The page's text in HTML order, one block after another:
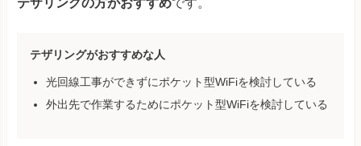
テザリングがおすすめな人
光回線工事ができずにポケット型WiFiを検討している
外出先で作業するためにポケット型WiFiを検討している